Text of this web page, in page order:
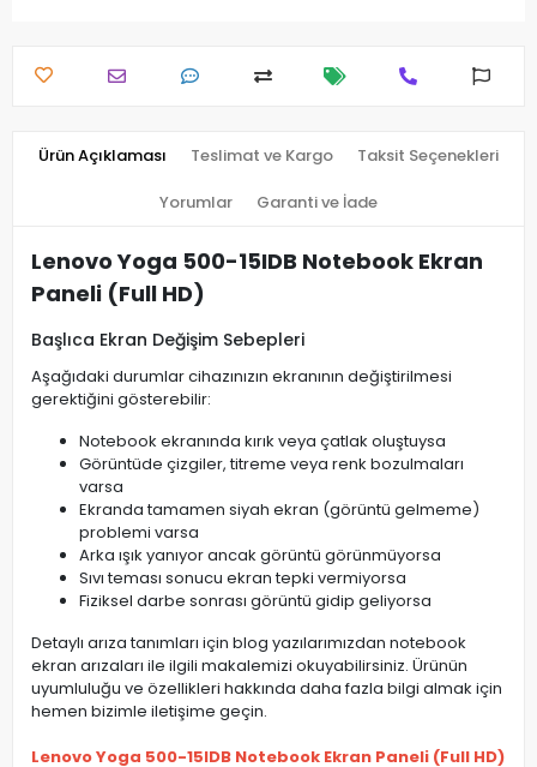
Ürün Açıklaması Teslimat ve Kargo Taksit Seçenekleri
Yorumlar Garanti ve İade
Lenovo Yoga 500-15IDB Notebook Ekran
Paneli (Full HD)
Başlıca Ekran Değişim Sebepleri
Aşağıdaki durumlar cihazınızın ekranının değiştirilmesi
gerektiğini gösterebilir:
Notebook ekranında kırık veya çatlak oluştuysa
Görüntüde çizgiler, titreme veya renk bozulmaları
varsa
Ekranda tamamen siyah ekran (görüntü gelmeme)
problemi varsa
Arka ışık yanıyor ancak görüntü görünmüyorsa
Sıvı teması sonucu ekran tepki vermiyorsa
Fiziksel darbe sonrası görüntü gidip geliyorsa
Detaylı arıza tanımları için blog yazılarımızdan notebook
ekran arızaları ile ilgili makalemizi okuyabilirsiniz. Ürünün
uyumluluğu ve özellikleri hakkında daha fazla bilgi almak için
hemen bizimle iletişime geçin.
Lenovo Yoga 500-15IDB Notebook Ekran Paneli (Full HD)